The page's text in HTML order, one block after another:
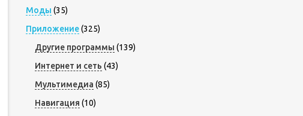
Моды (35)
Приложение(325)
Другие программы (139)
Интернет и сеть (43)
Мультимедиа (85)
Навигация (10)